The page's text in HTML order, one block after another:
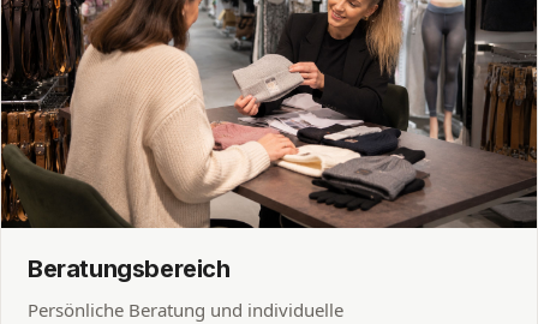
Beratungsbereich
Persönliche Beratung und individuelle